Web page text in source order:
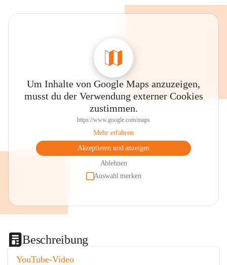
Um Inhalte von Google Maps anzuzeigen,
musst du der Verwendung externer Cookies
zustimmen.
https://www.google.com/maps
Mehr erfahren
Akzeptieren und anzeigen
Ablehnen
Auswahl merken
Beschreibung
YouTube-Video